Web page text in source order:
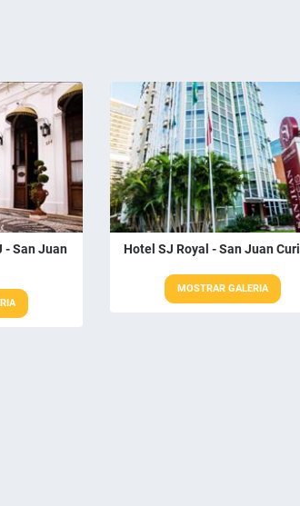
- San Juan
Hotel SJ Royal - San Juan
MOSTRAR GALERIA